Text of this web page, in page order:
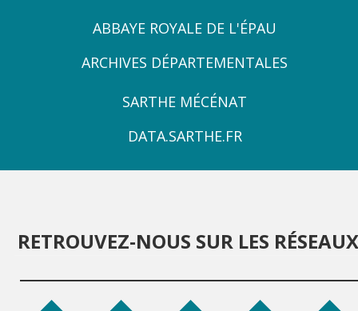
ZONEABBAYE ROYALE DE L'ÉPAU
ARCHIVES DÉPARTEMENTALES
SARTHE MÉCÉNAT
DATA.SARTHE.FR
RETROUVEZ-NOUS SUR LES RÉSEAUX